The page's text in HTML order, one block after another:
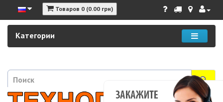
Товаров 0 (0.00 грн)
Категории